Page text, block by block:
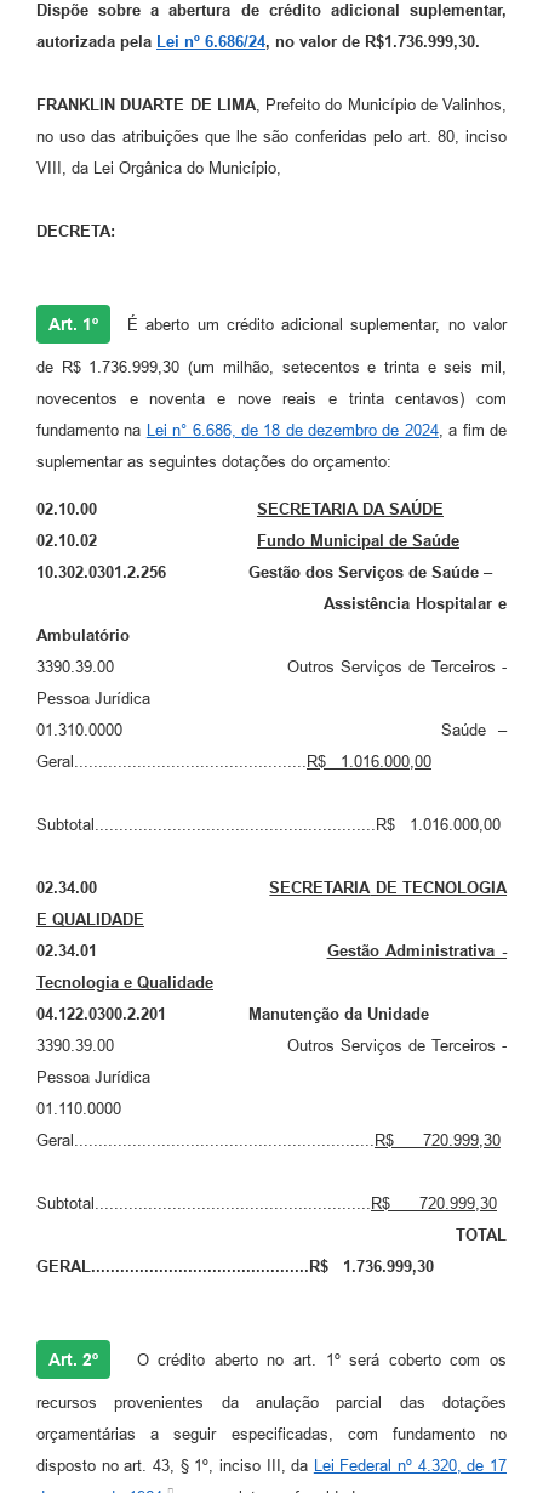
Obras
Conselhos Municipais
Serviços Online
Telefones Úteis
A Prefeitura
Jornal
SIC
Dispõe sobre a abertura de crédito adicional suplementar,
autorizada pela Lei nº 6.686/24, no valor de R$1.736.999,30.
FRANKLIN DUARTE DE LIMA, Prefeito do Município de Valinhos,
no uso das atribuições que lhe são conferidas pelo art. 80, inciso
VIII, da Lei Orgânica do Município,
DECRETA:
Art. 1º É aberto um crédito adicional suplementar, no valor
de R$ 1.736.999,30 (um milhão, setecentos e trinta e seis mil,
novecentos e noventa e nove reais e trinta centavos) com
fundamento na Lei n° 6.686, de 18 de dezembro de 2024, a fim de
suplementar as seguintes dotações do orçamento:
02.10.00 SECRETARIA DA SAÚDE
02.10.02
Fundo Municipal de Saúde
10.302.0301.2.256 Gestão dos Serviços de Saúde –
Assistência Hospitalar e
Ambulatório
3390.39.00 Outros Serviços de Terceiros -
Pessoa Jurídica
01.310.0000 Saúde –
Geral................................................ R$ 1.016.000,00
Subtotal..........................................................R$ 1.016.000,00
02.34.00SECRETARIADE TECNOLOGIA
E QUALIDADE
02.34.01
Gestão Administrativa -
Tecnologia e Qualidade
04.122.0300.2.201
Manutenção da Unidade
3390.39.00 Outros Serviços de Terceiros -
Pessoa Jurídica
01.110.0000
Geral.............................................................. R$ 720.999,30
Subtotal......................................................... R$ 720.999,30
TOTAL
GERAL.............................................R$ 1.736.999,30
Art. 2º O crédito aberto no art. 1º será coberto com os
recursos provenientes da anulação parcial das dotações
orçamentárias a seguir especificadas, com fundamento no
disposto no art. 43, § 1º, inciso III, da Lei Federal nº 4.320, de 17